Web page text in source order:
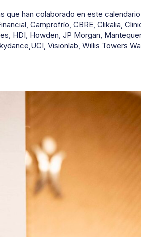
han colaborado en este
Camprofrío, CBRE, Clikalia,
HDI, Howden, JP Morgan,
Visionlab, Willis Towers